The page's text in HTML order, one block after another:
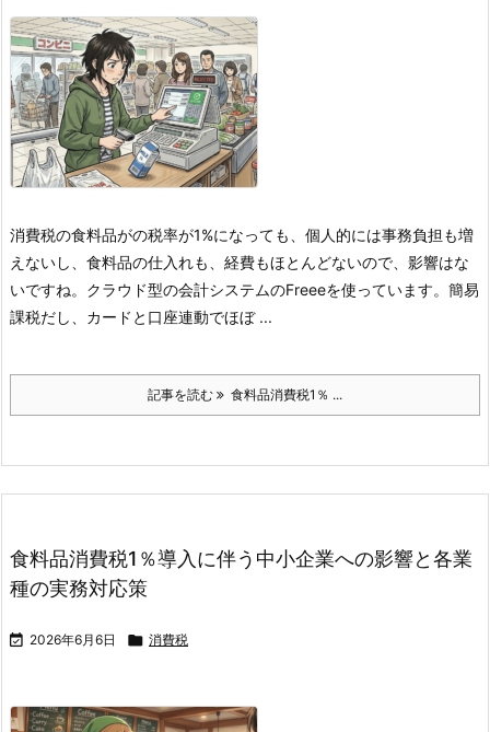
消費税の食料品がの税率が1%になっても、個人的には事務負担も増
えないし、食料品の仕入れも、経費もほとんどないので、影響はな
いですね。 クラウド型の会計システムのFreeeを使っています。簡易
課税だし、カードと口座連動でほぼ ...
記事を読む 食料品消費税1％ ...
食料品消費税1％導入に伴う中小企業への影響と各業
種の実務対応策
 2026年6月6日  消費税